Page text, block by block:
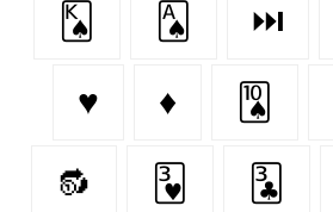
🂮 🂡 ⏭
♥️ ♦ 🂪
🔂 🂳 🃓